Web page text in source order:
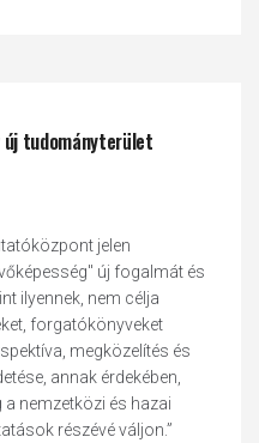
új tudományterület
jelen
új fogalmát és
ilyennek, nem célja
forgatókönyveket
megközelítés és
annak érdekében,
nemzetközi és hazai
részévé váljon.”